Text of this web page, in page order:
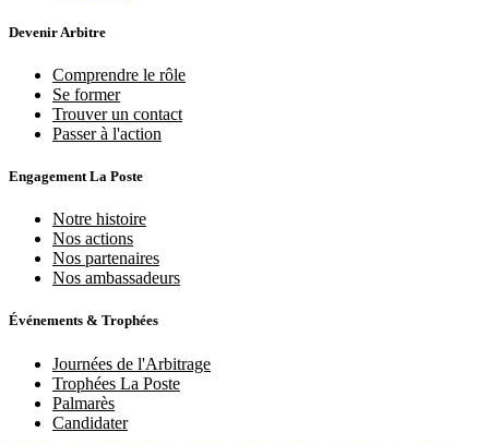
Devenir Arbitre
Comprendre le rôle
Se former
Trouver un contact
Passer à l'action
Engagement La Poste
Notre histoire
Nos actions
Nos partenaires
Nos ambassadeurs
Événements & Trophées
Journées de l'Arbitrage
Trophées La Poste
Palmarès
Candidater